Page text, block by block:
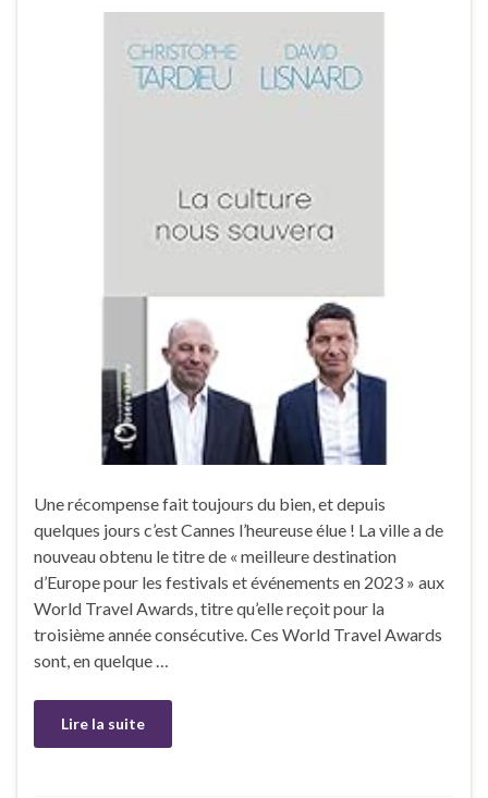
Une récompense fait toujours du bien, et depuis
quelques jours c’est Cannes l’heureuse élue ! La ville a de
nouveau obtenu le titre de « meilleure destination
d’Europe pour les festivals et événements en 2023 » aux
World Travel Awards, titre qu’elle reçoit pour la
troisième année consécutive. Ces World Travel Awards
sont, en quelque …
Lire la suite